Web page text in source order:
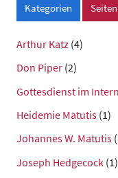
Kategorien Seiten
Arthur Katz (4)
Don Piper (2)
Gottesdienst im
Heidemie Matutis (1)
Johannes W. Matutis
Joseph Hedgecock (1)